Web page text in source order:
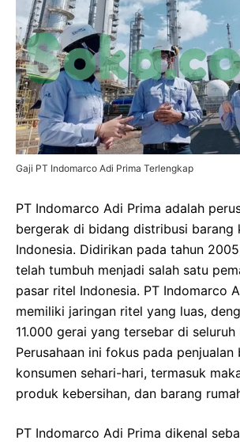
Gaji PT Indomarco Adi Prima Terlengkap
PT Indomarco Adi Prima adalah
bergerak di bidang distribusi barang
Indonesia. Didirikan pada tahun
telah tumbuh menjadi salah satu
pasar ritel Indonesia. PT Indomarco
memiliki jaringan ritel yang luas,
11.000 gerai yang tersebar di seluruh
Perusahaan ini fokus pada penjualan
konsumen sehari-hari, termasuk
produk kebersihan, dan barang
PT Indomarco Adi Prima dikenal